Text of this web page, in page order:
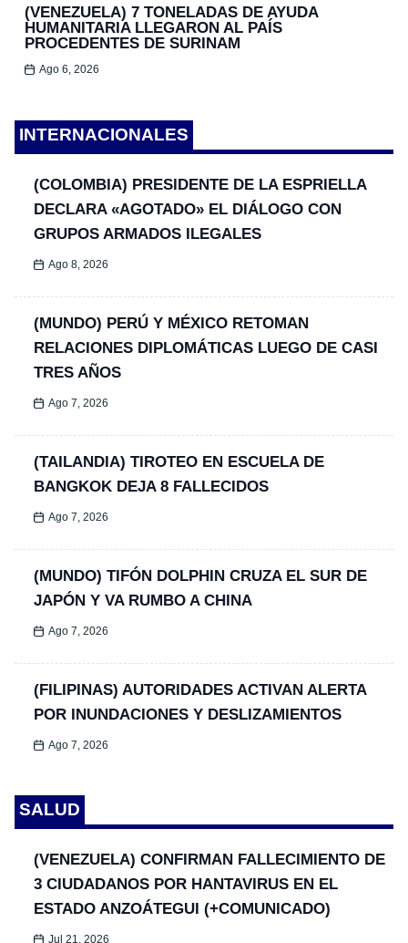
(VENEZUELA) 7 TONELADAS DE AYUDA
HUMANITARIA LLEGARON AL PAÍS
PROCEDENTES DE SURINAM
Ago 6, 2026
INTERNACIONALES
(COLOMBIA) PRESIDENTE DE LA ESPRIELLA
DECLARA «AGOTADO» EL DIÁLOGO CON
GRUPOS ARMADOS ILEGALES
Ago 8, 2026
(MUNDO) PERÚ Y MÉXICO RETOMAN
RELACIONES DIPLOMÁTICAS LUEGO DE CASI
TRES AÑOS
Ago 7, 2026
(TAILANDIA) TIROTEO EN ESCUELA DE
BANGKOK DEJA 8 FALLECIDOS
Ago 7, 2026
(MUNDO) TIFÓN DOLPHIN CRUZA EL SUR DE
JAPÓN Y VA RUMBO A CHINA
Ago 7, 2026
(FILIPINAS) AUTORIDADES ACTIVAN ALERTA
POR INUNDACIONES Y DESLIZAMIENTOS
Ago 7, 2026
SALUD
(VENEZUELA) CONFIRMAN FALLECIMIENTO DE
3 CIUDADANOS POR HANTAVIRUS EN EL
ESTADO ANZOÁTEGUI (+COMUNICADO)
Jul 21, 2026